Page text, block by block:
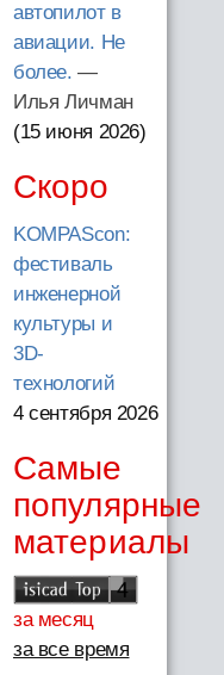
автопилот в
авиации. Не
более. —
Илья Личман
(15 июня 2026)
Скоро
KOMPAScon:
фестиваль
инженерной
культуры и
3D-
технологий
4 сентября 2026
Самые
популярные
материалы
за месяц
за все время